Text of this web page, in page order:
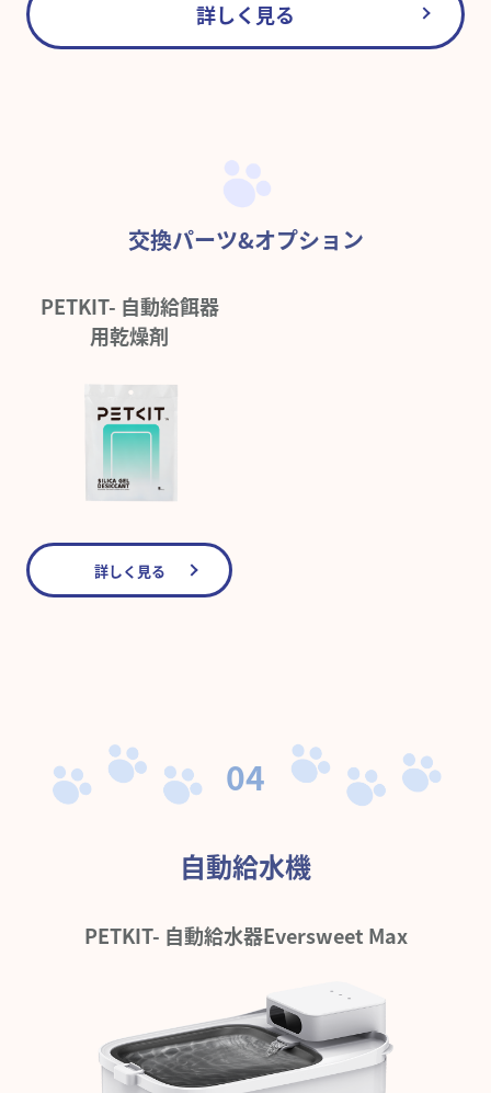
詳しく見る
交換パーツ&オプション
PETKIT- 自動給餌器
用乾燥剤
詳しく見る
04
自動給水機
PETKIT- 自動給水器Eversweet Max